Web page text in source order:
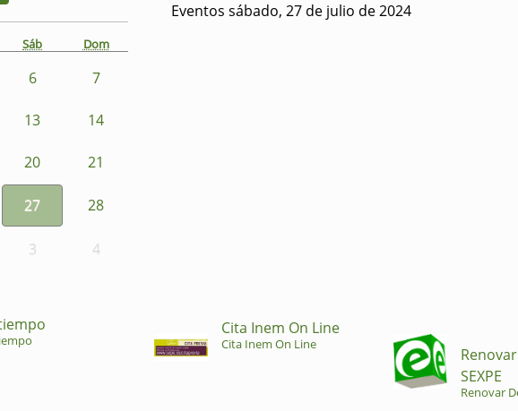
Sáb Dom
6 7
13 14
20 21
27 28
3 4
Eventos sábado, 27 de julio de 2024
Cita Inem On Line
Cita Inem On Line
SEXPE
Renovar